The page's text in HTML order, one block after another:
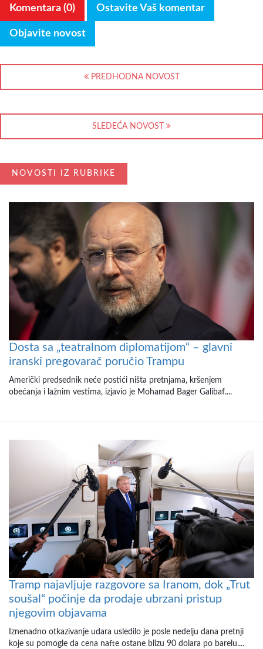
Komentara (0) Ostavite Vaš komentar
Objavite novost
PREDHODNA NOVOST
SLEDEĆA NOVOST
NOVOSTI IZ RUBRIKE
Dosta sa „teatralnom diplomatijom“ – glavni
iranski pregovarač poručio Trampu
Američki predsednik neće postići ništa pretnjama, kršenjem
obećanja i lažnim vestima, izjavio je Mohamad Bager Galibaf....
Tramp najavljuje razgovore sa Iranom, dok „Trut
soušal“ počinje da prodaje ubrzani pristup
njegovim objavama
Iznenadno otkazivanje udara usledilo je posle nedelju dana pretnji
koje su pomogle da cena nafte ostane blizu 90 dolara po barelu....